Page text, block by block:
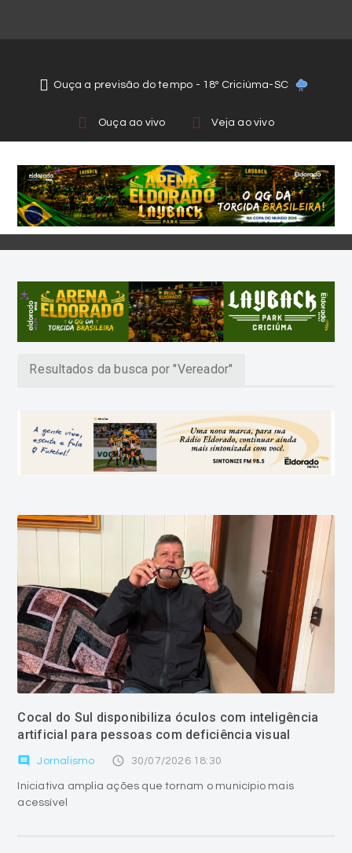
Ouça a previsão do tempo - 18º Criciúma-SC
Ouça ao vivo Veja ao vivo
Resultados da busca por "Vereador"
Cocal do Sul disponibiliza óculos com inteligência
artificial para pessoas com deficiência visual
comment Jornalismo access_time 30/07/2026 18:30
Iniciativa amplia ações que tornam o município mais
acessível